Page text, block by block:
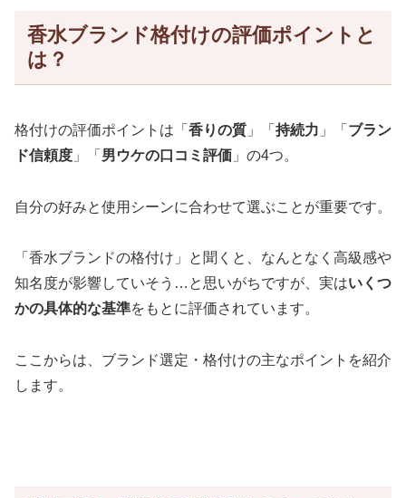
香水ブランド格付けの評価ポイントと
は？
格付けの評価ポイントは「 香りの質 」「 持続力 」「 ブラン
ド信頼度 」「 男ウケの口コミ評価 」の4つ。
自分の好みと使用シーンに合わせて選ぶことが重要です。
「香水ブランドの格付け」と聞くと、なんとなく高級感や
知名度が影響していそう…と思いがちですが、実はいくつ
かの具体的な基準をもとに評価されています。
ここからは、ブランド選定・格付けの主なポイントを紹介
します。